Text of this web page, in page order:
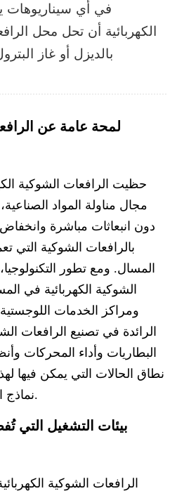
في أي سيناريوهات
الكهربائية أن تحل محل
بالديزل أو غاز
لمحة عامة عن
حظيت الرافعات الشوكية
مجال مناولة المواد
دون انبعاثات مباشرة
بالرافعات الشوكية التي
المسال. ومع تطور
الشوكية الكهربائية في
ومراكز الخدمات
الرائدة في تصنيع الرافعات
البطاريات وأداء المحركات
نطاق الحالات التي يمكن فيها
نماذج الاحتراق الداخلي التقليدية.
بيئات التشغيل التي
الرافعات الشوكية